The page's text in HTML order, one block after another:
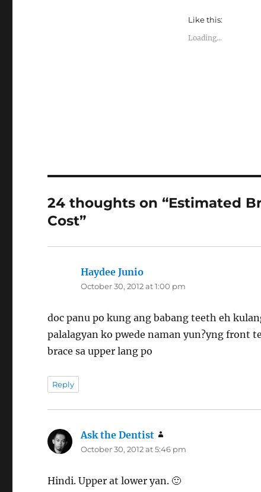
Like this:
Loading...
24 thoughts on “Estimated
Cost”
Haydee Junio
October 30, 2012 at 1:00 pm
doc panu po kung ang babang teeth eh
palalagyan ko pwede naman yun?yng front
brace sa upper lang po
Reply
Ask the Dentist
October 30, 2012 at 5:46 pm
Hindi. Upper at lower yan. 🙂